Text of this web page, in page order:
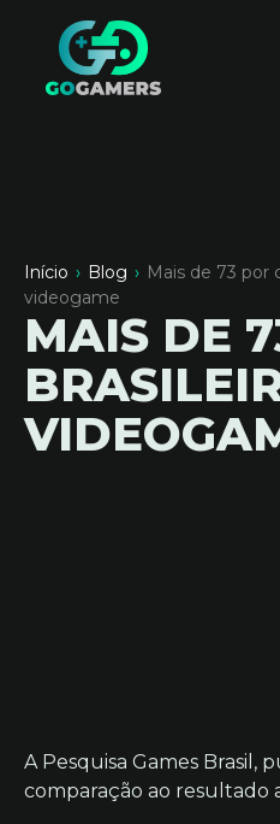
Início › Blog › Mais de 73 por
videogame
MAIS DE
A Pesquisa Games Brasil,
comparação ao resultado